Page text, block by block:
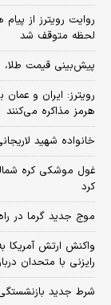
روایت رویترز از
لحظه متوقف شد
پیش‌بینی قیمت طلا، دلار و
هرمز مذاکره می‌کنند
خانواده شهید
غول موشکی کره
کرد
موج جدید گرما در
واکنش ارتش آمریکا
رایزنی با متحدان
شرط جدید